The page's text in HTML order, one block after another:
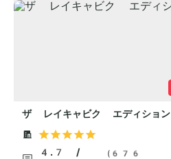
ザ レイキャビク エディション
4.7 /
(676